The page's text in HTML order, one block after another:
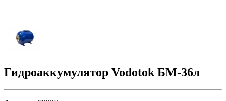
Гидроаккумулятор Vodotok БМ-36л